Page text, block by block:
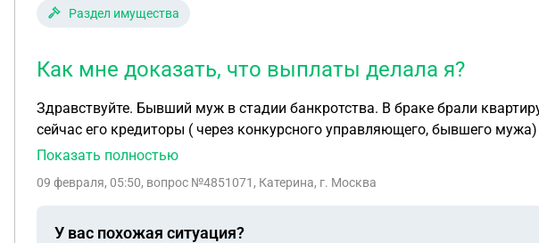
Раздел имущества
Как мне доказать, что выплаты делала я?
Здравствуйте. Бывший муж в стадии банкротства. В браке брали
сейчас его кредиторы ( через конкурсного управляющего, бывшего
теперь должна ему. Как мне доказать, что выплаты делала я?
Показать полностью
09 февраля, 05:50, вопрос №4851071, Катерина, г. Москва
У вас похожая ситуация?